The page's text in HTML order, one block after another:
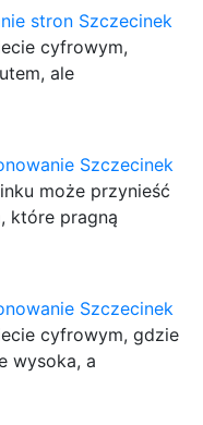
stron Szczecinek
cyfrowym,
ale
Szczecinek
może przynieść
które pragną
Szczecinek
cyfrowym, gdzie
wysoka, a